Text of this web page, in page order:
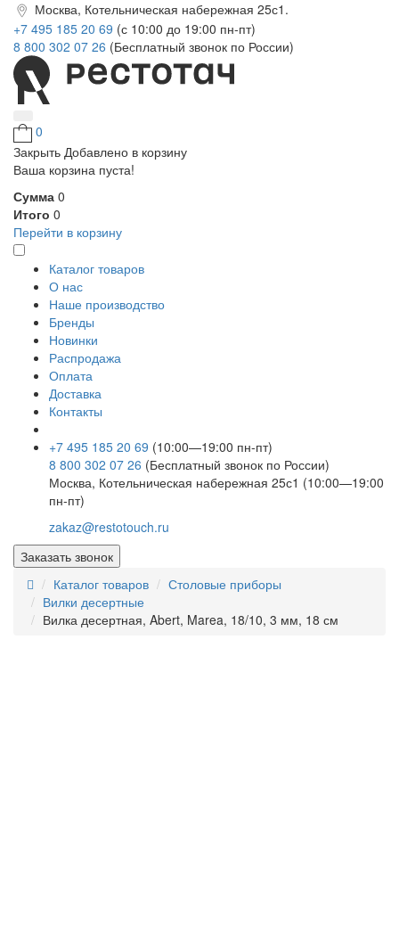
Москва, Котельническая набережная 25с1.
+7 495 185 20 69 (с 10:00 до 19:00 пн-пт)
8 800 302 07 26 (Бесплатный звонок по России)
0
Закрыть Добавлено в корзину
Ваша корзина пуста!
Сумма 0
Итого 0
Перейти в корзину
Каталог товаров
О нас
Наше производство
Бренды
Новинки
Распродажа
Оплата
Доставка
Контакты
+7 495 185 20 69 (10:00—19:00 пн-пт)
8 800 302 07 26 (Бесплатный звонок по России)
Москва, Котельническая набережная 25с1 (10:00—19:00
пн-пт)
zakaz@restotouch.ru
Заказать звонок
Каталог товаров
Столовые приборы
Вилки десертные
Вилка десертная, Abert, Marea, 18/10, 3 мм, 18 см